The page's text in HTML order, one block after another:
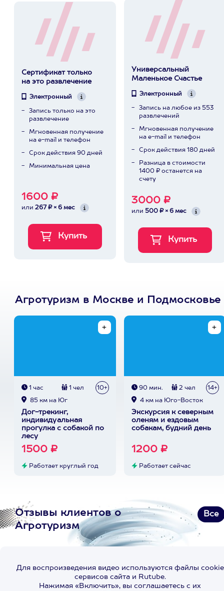
Сертификат только
на это развлечение
Электронный
Запись только на это
развлечение
Мгновенная получение
на e-mail и телефон
Срок действия 90 дней
Минимальная цена
1600 ₽
или 267 ₽ × 6 мес
Универсальный
Маленькое Счастье
Электронный
Запись на любое из 553
развлечений
Мгновенная получение
на e-mail и телефон
Срок действия 180 дней
Разница в стоимости
1400 ₽ останется на
счету
3000 ₽
или 500 ₽ × 6 мес
Агротуризм в Москве и Подмосковье
1 час 1 чел 10+
85 км на Юг
Дог-трекинг,
индивидуальная
прогулка с собакой по
лесу
1500 ₽
Работает круглый год
90 мин. 2 чел 14+
4 км на Юго-Восток
Экскурсия к северным
оленям и ездовым
собакам, будний день
1200 ₽
Работает сейчас
Отзывы клиентов о
Агротуризм
Все
Для воспроизведения видео используются файлы cookie
сервисов сайта и Rutube.
Нажимая «Включить», вы соглашаетесь с их